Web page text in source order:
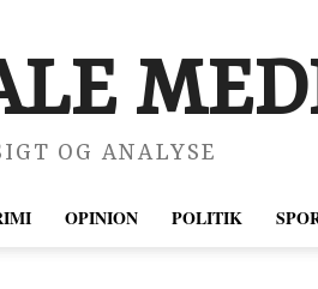
OG ANALYSE
OPINION POLITIK